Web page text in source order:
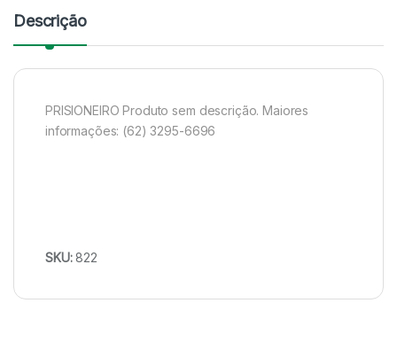
Descrição
PRISIONEIRO Produto sem descrição. Maiores
informações: (62) 3295-6696
SKU:822